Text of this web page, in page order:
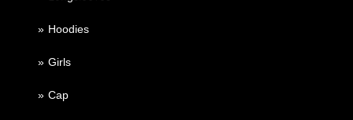
Hoodies
Girls
Cap